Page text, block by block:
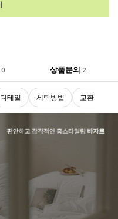
0 상품문의 2
디테일 세탁방법 교환 및 반